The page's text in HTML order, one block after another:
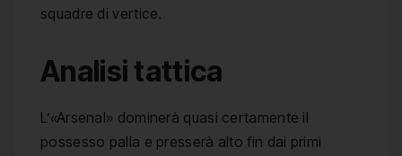
squadre di vertice.
Analisi tattica
L’«Arsenal» dominerà quasi certamente il
possesso palla e presserà alto fin dai primi